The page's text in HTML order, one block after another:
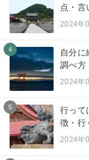
点・言
2024年
4
自分に
調べ方
2024年
5
行って
徴・行
2024年